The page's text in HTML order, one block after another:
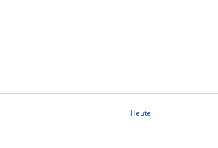
Heute